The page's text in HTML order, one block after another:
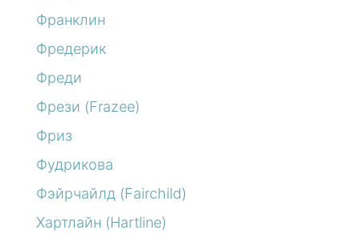
Франклин
Фредерик
Фреди
Фрези (Frazee)
Фриз
Фудрикова
Фэйрчайлд (Fairchild)
Хартлайн (Hartline)